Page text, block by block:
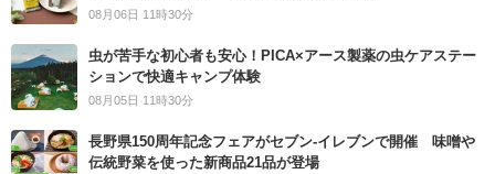
08月06日 11時30分
虫が苦手な初心者も安心！PICA×アース製薬の虫ケアステー
ションで快適キャンプ体験
08月05日 11時30分
長野県150周年記念フェアがセブン-イレブンで開催 味噌や
伝統野菜を使った新商品21品が登場